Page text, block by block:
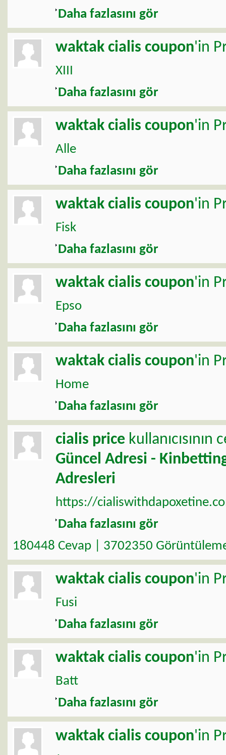
Daha fazlasını gör
waktak cialis coupon'in
XIII
Daha fazlasını gör
waktak cialis coupon'in
Alle
Daha fazlasını gör
waktak cialis coupon'in
Fisk
Daha fazlasını gör
waktak cialis coupon'in
Epso
Daha fazlasını gör
waktak cialis coupon'in
Home
Daha fazlasını gör
cialis price kullanıcısının
Güncel Adresi -
Adresleri
https://
Daha fazlasını gör
180448 Cevap | 3702350
waktak cialis coupon'in
Fusi
Daha fazlasını gör
waktak cialis coupon'in
Batt
Daha fazlasını gör
waktak cialis coupon'in